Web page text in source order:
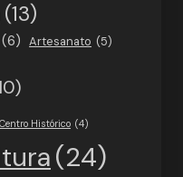
(13)
(6) Artesanato (5)
Centro Histórico (4)
(24)